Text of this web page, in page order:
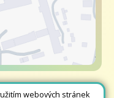
webových stránek